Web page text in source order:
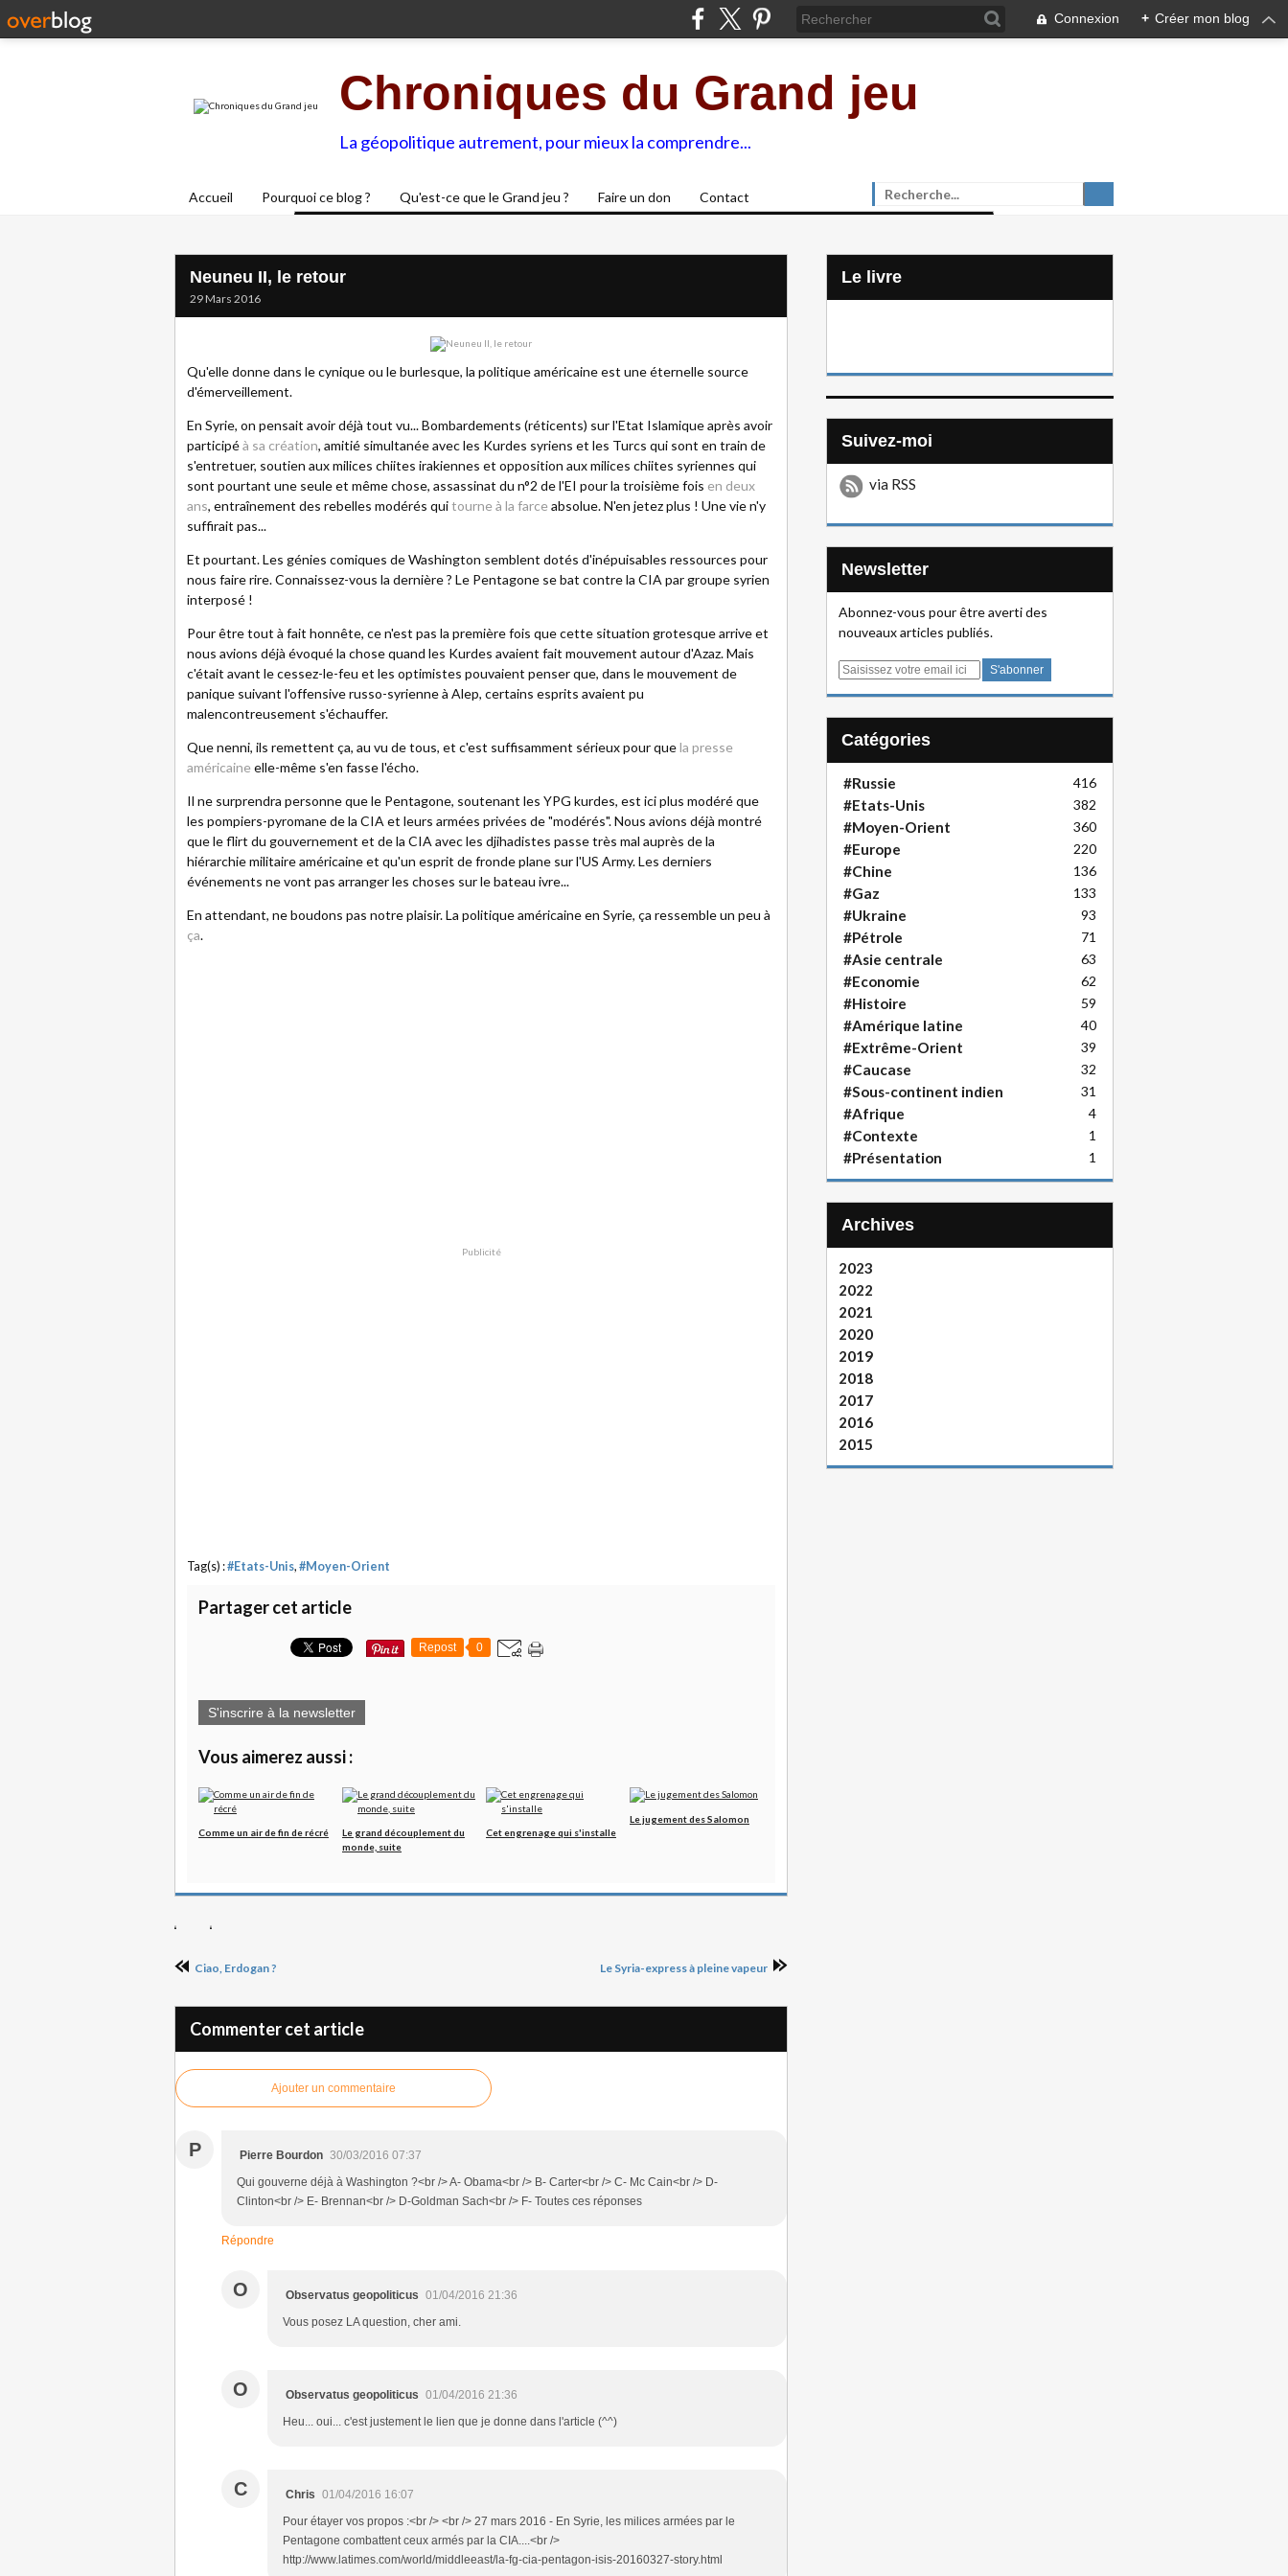
Connexion + Créer mon blog
Chroniques du Grand jeu
La géopolitique autrement, pour mieux la comprendre...
Accueil Pourquoi ce blog ? Qu'est-ce que le Grand jeu ? Faire un don Contact
Neuneu II, le retour
29 Mars 2016
Qu'elle donne dans le cynique ou le burlesque, la politique américaine est une éternelle source
d'émerveillement.
En Syrie, on pensait avoir déjà tout vu... Bombardements (réticents) sur l'Etat Islamique après avoir
participéà sa création, amitié simultanée avec les Kurdes syriens et les Turcs qui sont en train de
s'entretuer, soutien aux milices chiites irakiennes et opposition aux milices chiites syriennes qui
sont pourtant une seule et même chose, assassinat du n°2 de l'EI pour la troisième fois en deux
ans, entraînement des rebelles modérés quitourne à la farce absolue. N'en jetez plus ! Une vie n'y
suffirait pas...
Et pourtant. Les génies comiques de Washington semblent dotés d'inépuisables ressources pour
nous faire rire. Connaissez-vous la dernière ? Le Pentagone se bat contre la CIA par groupe syrien
interposé !
Pour être tout à fait honnête, ce n'est pas la première fois que cette situation grotesque arrive et
nous avions déjà évoqué la chose quand les Kurdes avaient fait mouvement autour d'Azaz. Mais
c'était avant le cessez-le-feu et les optimistes pouvaient penser que, dans le mouvement de
panique suivant l'offensive russo-syrienne à Alep, certains esprits avaient pu
malencontreusement s'échauffer.
Que nenni, ils remettent ça, au vu de tous, et c'est suffisamment sérieux pour quela presse
américaine elle-même s'en fasse l'écho.
Il ne surprendra personne que le Pentagone, soutenant les YPG kurdes, est ici plus modéré que
les pompiers-pyromane de la CIA et leurs armées privées de "modérés". Nous avions déjà montré
que le flirt du gouvernement et de la CIA avec les djihadistes passe très mal auprès de la
hiérarchie militaire américaine et qu'un esprit de fronde plane sur l'US Army. Les derniers
événements ne vont pas arranger les choses sur le bateau ivre...
En attendant, ne boudons pas notre plaisir. La politique américaine en Syrie, ça ressemble un peu à
ça.
Publicité
Tag(s) :#Etats-Unis, #Moyen-Orient
Partager cet article
Repost 0
S'inscrire à la newsletter
Vous aimerez aussi :
Comme un air de fin de récré
Le grand découplement du
monde, suite
Cet engrenage qui s'installe
Le jugement des Salomon
Ciao, Erdogan ? Le Syria-express à pleine vapeur
Commenter cet article
Ajouter un commentaire
P Pierre Bourdon 30/03/2016 07:37
Qui gouverne déjà à Washington ?<br /> A- Obama<br /> B- Carter<br /> C- Mc Cain<br /> D-
Clinton<br /> E- Brennan<br /> D-Goldman Sach<br /> F- Toutes ces réponses
Répondre
O Observatus geopoliticus 01/04/2016 21:36
Vous posez LA question, cher ami.
O Observatus geopoliticus 01/04/2016 21:36
Heu... oui... c'est justement le lien que je donne dans l'article (^^)
C Chris 01/04/2016 16:07
Pour étayer vos propos :<br /> <br /> 27 mars 2016 - En Syrie, les milices armées par le
Pentagone combattent ceux armés par la CIA....<br />
http://www.latimes.com/world/middleeast/la-fg-cia-pentagon-isis-20160327-story.html
Le livre
Suivez-moi
via RSS
Newsletter
Abonnez-vous pour être averti des
nouveaux articles publiés.
E
Catégories
#Russie 416
#Etats-Unis 382
#Moyen-Orient 360
#Europe 220
#Chine 136
#Gaz 133
#Ukraine 93
#Pétrole 71
#Asie centrale 63
#Economie 62
#Histoire 59
#Amérique latine 40
#Extrême-Orient 39
#Caucase 32
#Sous-continent indien 31
#Afrique 4
#Contexte 1
#Présentation 1
Archives
2023
2022
2021
2020
2019
2018
2017
2016
2015